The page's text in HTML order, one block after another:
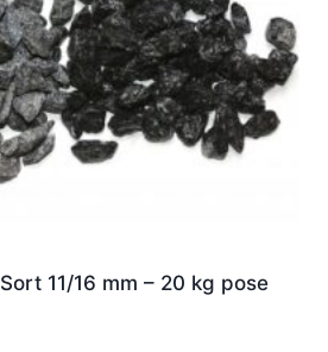
11/16 mm – 20 kg pose